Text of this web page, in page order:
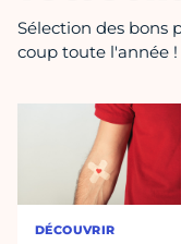
Sélection des bons
coup toute l'année !
DÉCOUVRIR